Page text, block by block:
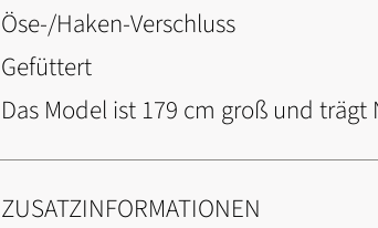
Öse-/Haken-Verschluss
Gefüttert
Das Model ist 179 cm groß und trägt
ZUSATZINFORMATIONEN